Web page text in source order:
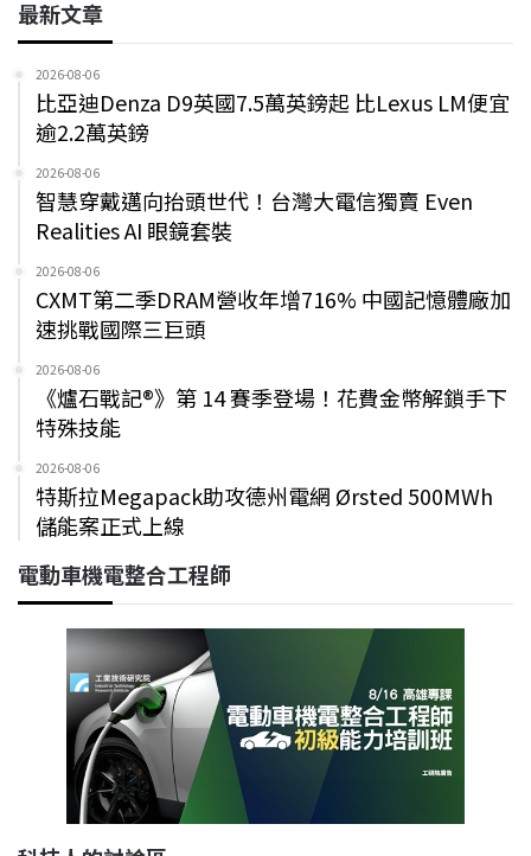
最新文章
2026-08-06
比亞迪Denza D9英國7.5萬英鎊起 比Lexus LM便宜
逾2.2萬英鎊
2026-08-06
智慧穿戴邁向抬頭世代！台灣大電信獨賣 Even
Realities AI 眼鏡套裝
2026-08-06
CXMT第二季DRAM營收年增716% 中國記憶體廠加
速挑戰國際三巨頭
2026-08-06
《爐石戰記®》第 14 賽季登場！花費金幣解鎖手下
特殊技能
2026-08-06
特斯拉Megapack助攻德州電網 Ørsted 500MWh
儲能案正式上線
電動車機電整合工程師